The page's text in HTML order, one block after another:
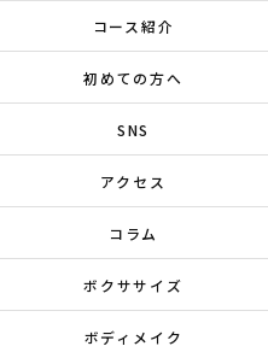
コース紹介
初めての方へ
SNS
アクセス
コラム
ボクササイズ
ボディメイク